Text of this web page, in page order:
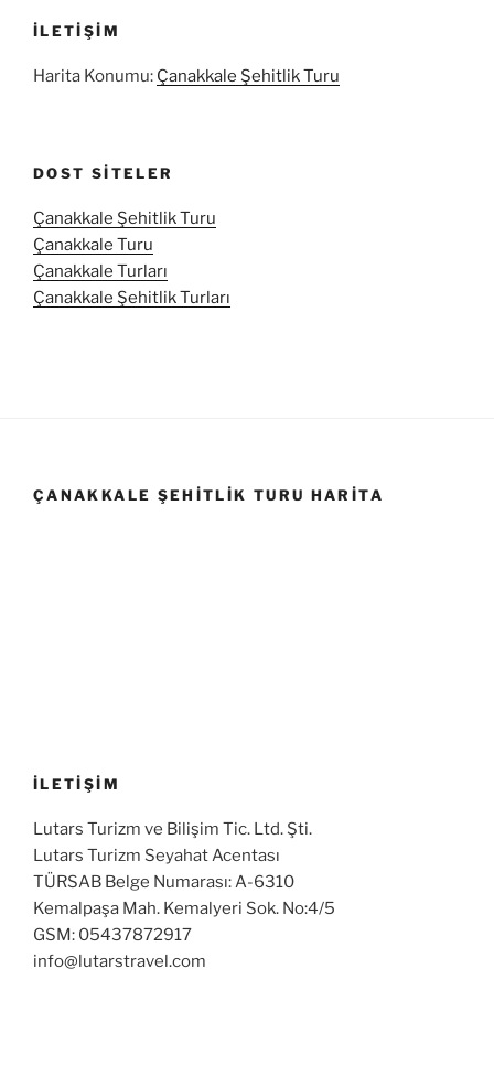
İLETIŞIM
Harita Konumu: Çanakkale Şehitlik Turu
DOST SITELER
Çanakkale Şehitlik Turu
Çanakkale Turu
Çanakkale Turları
Çanakkale Şehitlik Turları
ÇANAKKALE ŞEHITLIK TURU HARITA
İLETİŞİM
Lutars Turizm ve Bilişim Tic. Ltd. Şti.
Lutars Turizm Seyahat Acentası
TÜRSAB Belge Numarası: A-6310
Kemalpaşa Mah. Kemalyeri Sok. No:4/5
GSM: 05437872917
info@lutarstravel.com